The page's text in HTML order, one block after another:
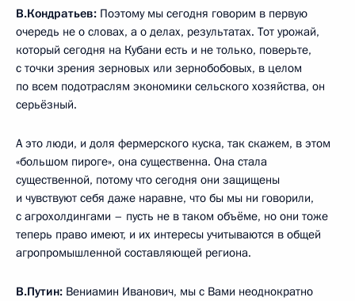
В.Кондратьев: Поэтому мы сегодня говорим в первую
очередь не о словах, а о делах, результатах. Тот урожай,
который сегодня на Кубани есть и не только, поверьте,
с точки зрения зерновых или зернобобовых, в целом
по всем подотраслям экономики сельского хозяйства, он
серьёзный.
А это люди, и доля фермерского куска, так скажем, в этом
«большом пироге», она существенна. Она стала
существенной, потому что сегодня они защищены
и чувствуют себя даже наравне, что бы мы ни говорили,
с агрохолдингами – пусть не в таком объёме, но они тоже
теперь право имеют, и их интересы учитываются в общей
агропромышленной составляющей региона.
В.Путин: Вениамин Иванович, мы с Вами неоднократно